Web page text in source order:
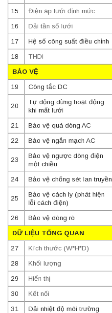
15 Điện áp lưới định mức
16 Dải tần số lưới
17 Hệ số công suất điều chỉnh
18 THDi
BẢO VỆ
19 Công tắc DC
20
Tự dộng dừng hoạt động
khi mất lưới
21 Bảo vệ quá dòng AC
22 Bảo vệ ngắn mạch AC
23
Bảo vệ ngược dòng điện
một chiều
24 Bảo vệ chống sét lan truyền
25
Bảo vệ cách ly (phát hiện
lỗi cách điện)
26 Bảo vệ dòng rò
DỮ LIỆU TỔNG QUAN
27 Kích thước (W*H*D)
28 Khối lượng
29 Hiển thị
30 Kết nối
31 Dải nhiệt độ môi trường